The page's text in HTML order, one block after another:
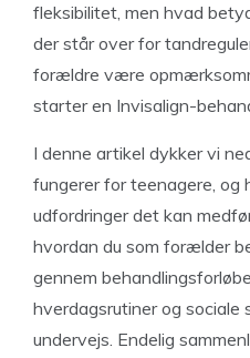
fleksibilitet, men hvad
der står over for
forældre være
starter en Invisalign-
I denne artikel dykker vi
fungerer for teenagere, og
udfordringer det kan
hvordan du som forælder
gennem
hverdagsrutiner og sociale
undervejs. Endelig